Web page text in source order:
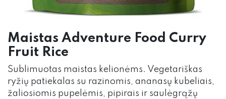
Maistas Adventure Food Curry
Fruit Rice
Sublimuotas maistas kelionėms. Vegetariškas
ryžių patiekalas su razinomis, ananasų kubeliais,
žaliosiomis pupelėmis, pipirais ir saulėgrąžų